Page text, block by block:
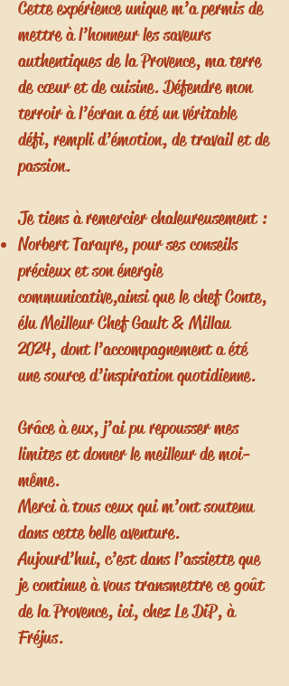
Cette expérience unique m’a permis de
mettre à l’honneur les saveurs
authentiques de la Provence, ma terre
de cœur et de cuisine. Défendre mon
terroir à l’écran a été un véritable
défi, rempli d’émotion, de travail et de
passion.
Je tiens à remercier chaleureusement :
Norbert Tarayre, pour ses conseils
précieux et son énergie
communicative,ainsi que le chef Conte,
élu Meilleur Chef Gault & Millau
2024, dont l’accompagnement a été
une source d’inspiration quotidienne.
Grâce à eux, j’ai pu repousser mes
limites et donner le meilleur de moi-
même.
Merci à tous ceux qui m’ont soutenu
dans cette belle aventure.
Aujourd’hui, c’est dans l’assiette que
je continue à vous transmettre ce goût
de la Provence, ici, chez Le DiP, à
Fréjus.